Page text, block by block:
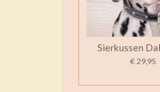
Sierkussen
€ 29,95